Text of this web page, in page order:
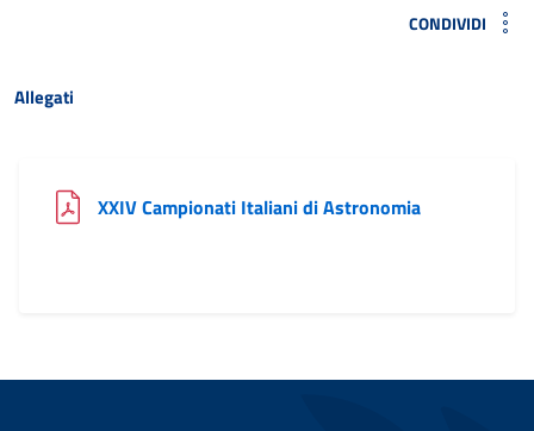
CONDIVIDI
Allegati
XXIV Campionati Italiani di Astronomia(file PDF)